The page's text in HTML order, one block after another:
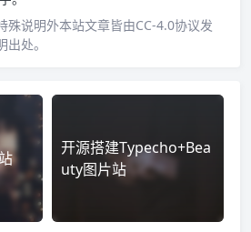
殊说明外本站文章皆由CC-4.0协议发
处。
开源搭建Typecho+Bea
uty图片站